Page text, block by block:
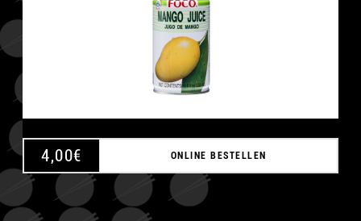
4,00€ ONLINE BESTELLEN